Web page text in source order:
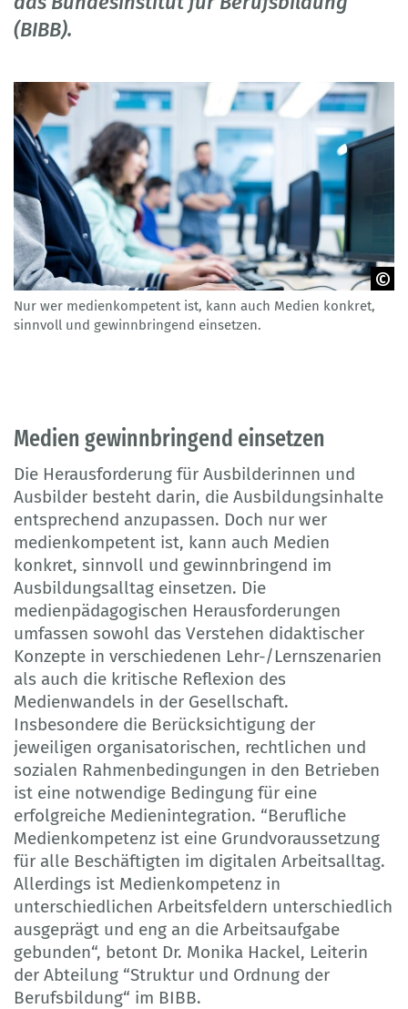
(BIBB).
© Photographee.eu - stock.adobe.com
Nur wer medienkompetent ist, kann auch Medien konkret,
sinnvoll und gewinnbringend einsetzen.
Medien gewinnbringend einsetzen
Die Herausforderung für Ausbilderinnen und
Ausbilder besteht darin, die Ausbildungsinhalte
entsprechend anzupassen. Doch nur wer
medienkompetent ist, kann auch Medien
konkret, sinnvoll und gewinnbringend im
Ausbildungsalltag einsetzen. Die
medienpädagogischen Herausforderungen
umfassen sowohl das Verstehen didaktischer
Konzepte in verschiedenen Lehr-/Lernszenarien
als auch die kritische Reflexion des
Medienwandels in der Gesellschaft.
Insbesondere die Berücksichtigung der
jeweiligen organisatorischen, rechtlichen und
sozialen Rahmenbedingungen in den Betrieben
ist eine notwendige Bedingung für eine
erfolgreiche Medienintegration. “Berufliche
Medienkompetenz ist eine Grundvoraussetzung
für alle Beschäftigten im digitalen Arbeitsalltag.
Allerdings ist Medienkompetenz in
unterschiedlichen Arbeitsfeldern unterschiedlich
ausgeprägt und eng an die Arbeitsaufgabe
gebunden“, betont Dr. Monika Hackel, Leiterin
der Abteilung “Struktur und Ordnung der
Berufsbildung“ im BIBB.